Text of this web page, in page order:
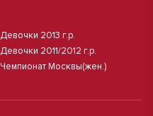
Девочки 2013 г.р.
Девочки 2011/2012 г.р.
Чемпионат Москвы(жен.)